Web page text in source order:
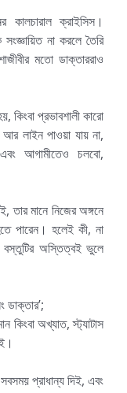
কালচারাল ক্রাইসিস।
না করলে তৈরি
মতো ডাক্তাররাও
কিংবা প্রভাবশালী কারো
লাইন পাওয়া যায় না,
আগামীতেও চলবো,
তার মানে নিজের অঙ্গনে
পারেন। হলেই কী, না
বস্তুটির অস্তিত্বই ভুলে
ডাক্তার’;
কিংবা অখ্যাত, স্ট্যাটাস
সবসময় প্রাধান্য দিই, এবং